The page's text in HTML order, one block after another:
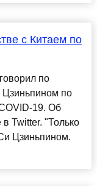
с Китаем по
по
по
19. Об
Twitter. "Только
Цзиньпином.